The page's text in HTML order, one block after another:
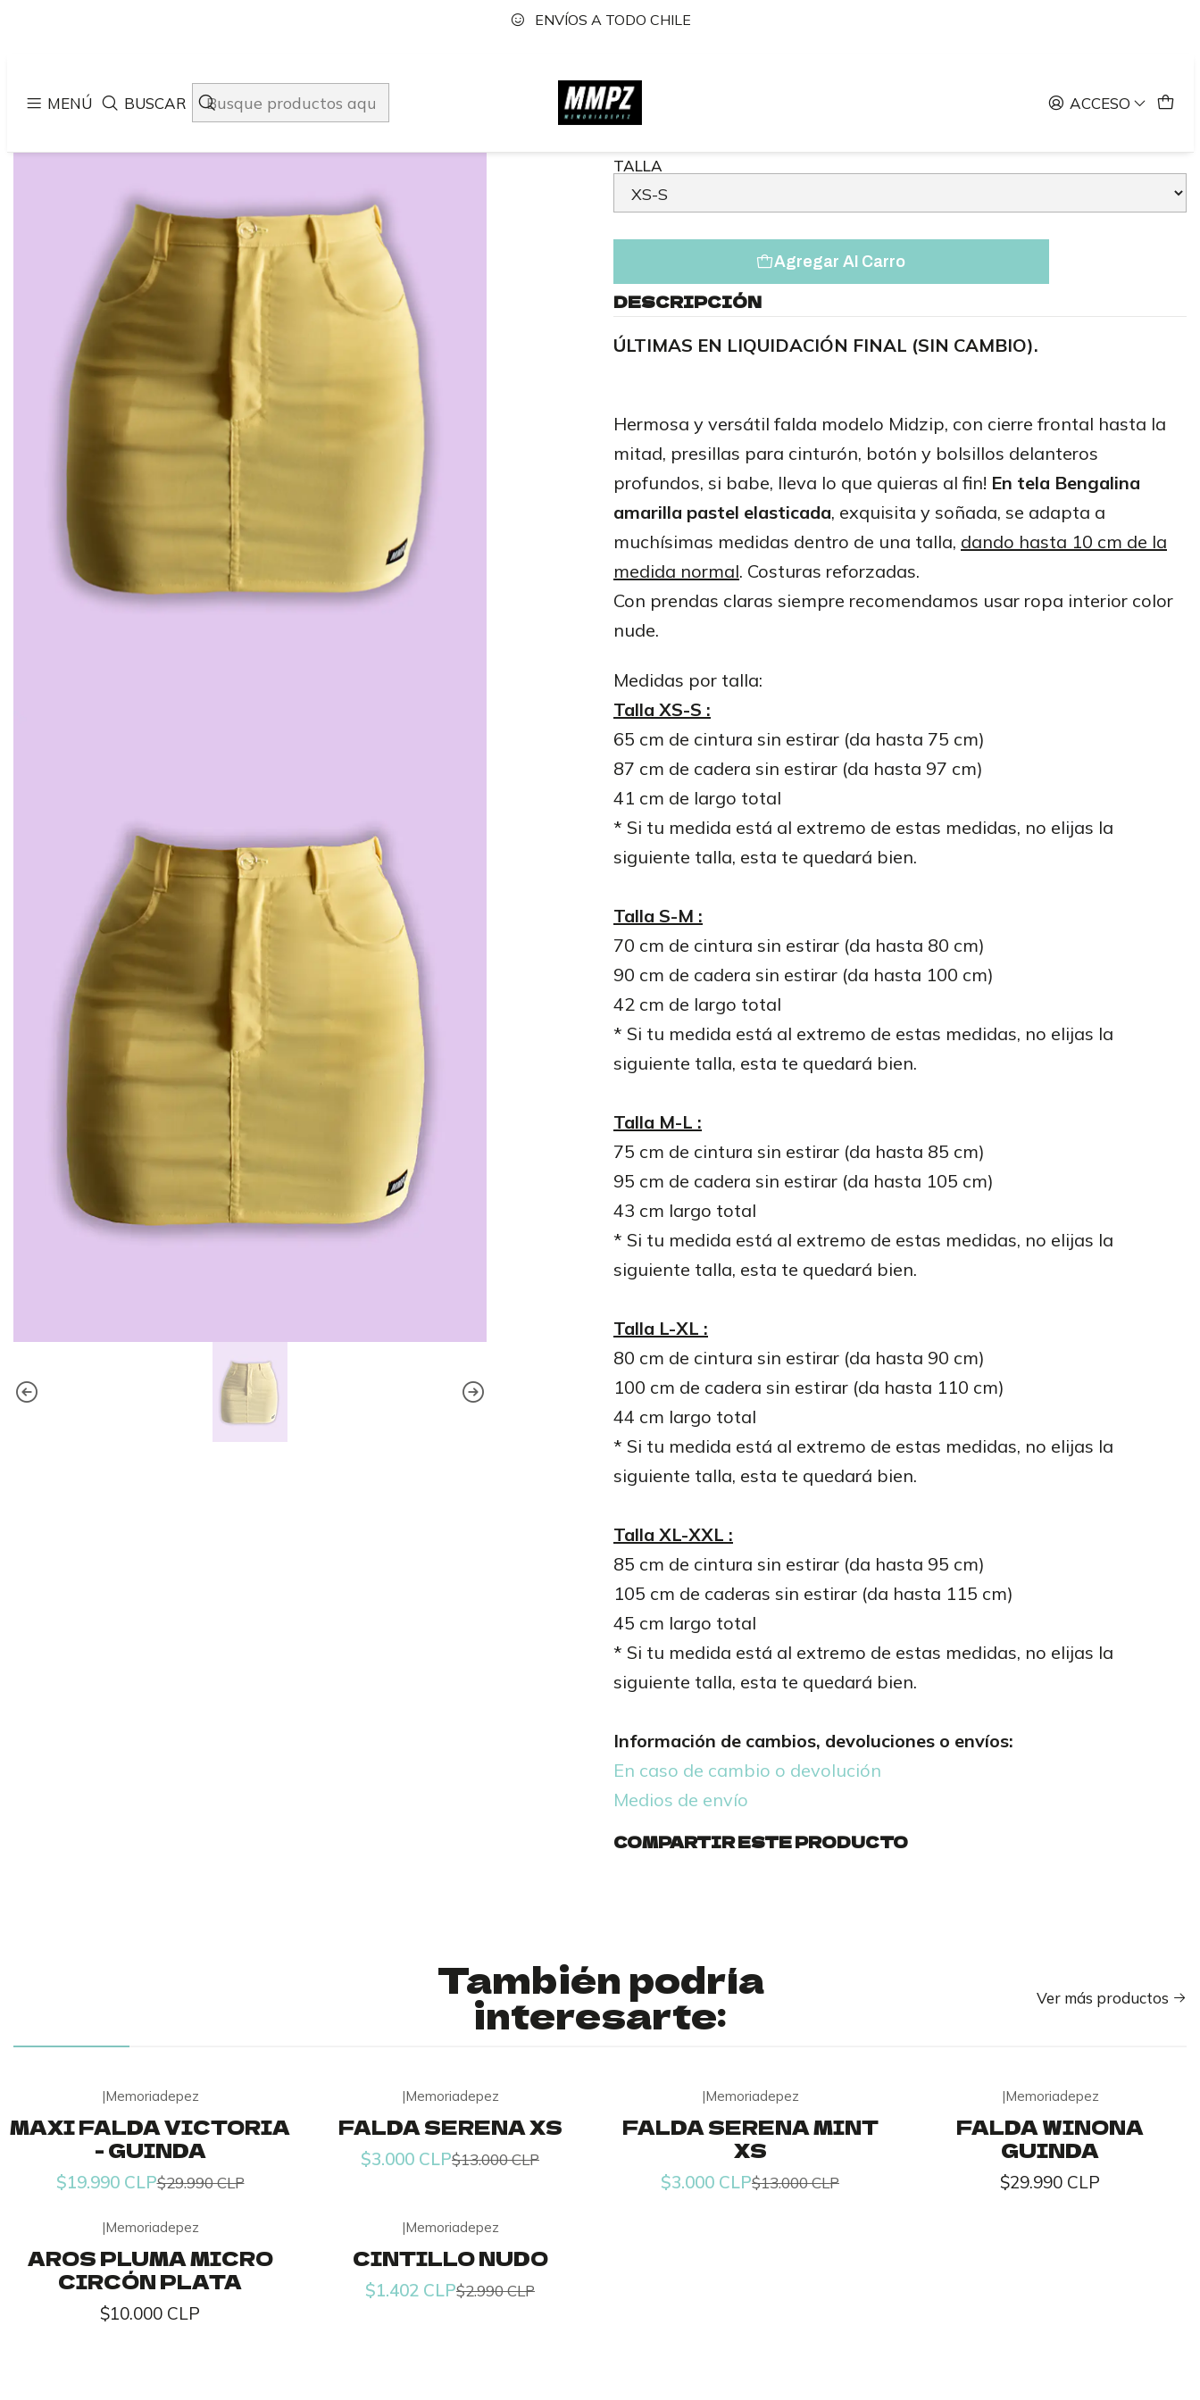
MENÚ BUSCAR ACCESO
ENVÍOS A TODO CHILE
Tienda Faldas Falda Midzip Margarita
|
Falda Midzip Margarita
TALLA
Agregar Al Carro
DESCRIPCIÓN
ÚLTIMAS EN LIQUIDACIÓN FINAL (SIN CAMBIO).
Hermosa y versátil falda modelo Midzip, con cierre frontal hasta la
mitad, presillas para cinturón, botón y bolsillos delanteros
profundos, si babe, lleva lo que quieras al fin! En tela Bengalina
amarilla pastel elasticada, exquisita y soñada, se adapta a
muchísimas medidas dentro de una talla, dando hasta 10 cm de la
medida normal. Costuras reforzadas.
Con prendas claras siempre recomendamos usar ropa interior color
nude.
Medidas por talla:
Talla XS-S :
65 cm de cintura sin estirar (da hasta 75 cm)
87 cm de cadera sin estirar (da hasta 97 cm)
41 cm de largo total
* Si tu medida está al extremo de estas medidas, no elijas la
siguiente talla, esta te quedará bien.
Talla S-M :
70 cm de cintura sin estirar (da hasta 80 cm)
90 cm de cadera sin estirar (da hasta 100 cm)
42 cm de largo total
* Si tu medida está al extremo de estas medidas, no elijas la
siguiente talla, esta te quedará bien.
Talla M-L :
75 cm de cintura sin estirar (da hasta 85 cm)
95 cm de cadera sin estirar (da hasta 105 cm)
43 cm largo total
* Si tu medida está al extremo de estas medidas, no elijas la
siguiente talla, esta te quedará bien.
Talla L-XL :
80 cm de cintura sin estirar (da hasta 90 cm)
100 cm de cadera sin estirar (da hasta 110 cm)
44 cm largo total
* Si tu medida está al extremo de estas medidas, no elijas la
siguiente talla, esta te quedará bien.
Talla XL-XXL :
85 cm de cintura sin estirar (da hasta 95 cm)
105 cm de caderas sin estirar (da hasta 115 cm)
45 cm largo total
* Si tu medida está al extremo de estas medidas, no elijas la
siguiente talla, esta te quedará bien.
Información de cambios, devoluciones o envíos:
En caso de cambio o devolución
Medios de envío
COMPARTIR ESTE PRODUCTO
También podría
interesarte: Ver más productos
|Memoriadepez
MAXI FALDA VICTORIA
- GUINDA
$19.990 CLP$29.990 CLP
|Memoriadepez
FALDA SERENA XS
$3.000 CLP$13.000 CLP
|Memoriadepez
FALDA SERENA MINT
XS
$3.000 CLP$13.000 CLP
|Memoriadepez
FALDA WINONA
GUINDA
$29.990 CLP
|Memoriadepez
AROS PLUMA MICRO
CIRCÓN PLATA
$10.000 CLP
|Memoriadepez
CINTILLO NUDO
$1.402 CLP$2.990 CLP